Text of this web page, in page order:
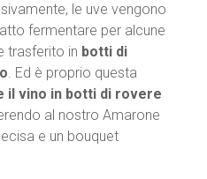
le uve vengono
fermentare per alcune
trasferito in botti di
. Ed è proprio questa
il vino in botti di rovere
al nostro Amarone
e un bouquet